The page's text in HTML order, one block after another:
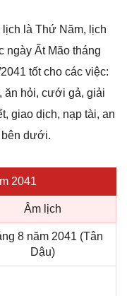
là Thứ Năm, lịch
ngày Ất Mão tháng
tốt cho các việc:
ăn hỏi, cưới gả, giải
giao dịch, nạp tài, an
bên dưới.
2041
Âm lịch
8 năm 2041 (Tân
Dậu)